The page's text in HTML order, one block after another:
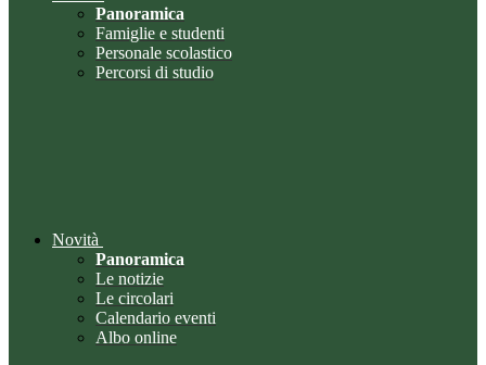
Panoramica
Famiglie e studenti
Personale scolastico
Percorsi di studio
Novità
Panoramica
Le notizie
Le circolari
Calendario eventi
Albo online